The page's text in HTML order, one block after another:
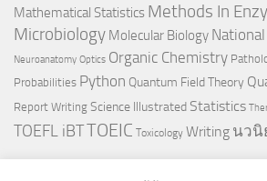
Mathematical Statistics Methods In
Microbiology Molecular Biology
Neuroanatomy Optics Organic Chemistry
Probabilities Python Quantum Field Theory
Report Writing Science Illustrated Statistics
TOEFL iBTTOEIC Toxicology Writing นวนิ